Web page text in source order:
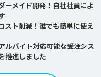
ーメイド開発！自社社員によ
スト削減！誰でも簡単に使え
ルバイト対応可能な受注シス
推進しました